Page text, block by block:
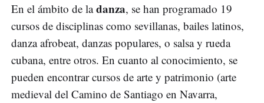
En el ámbito de ladanza, se han programado 19
cursos de disciplinas como sevillanas, bailes latinos,
danza afrobeat, danzas populares, o salsa y rueda
cubana, entre otros. En cuanto al conocimiento, se
pueden encontrar cursos de arte y patrimonio (arte
medieval del Camino de Santiago en Navarra,